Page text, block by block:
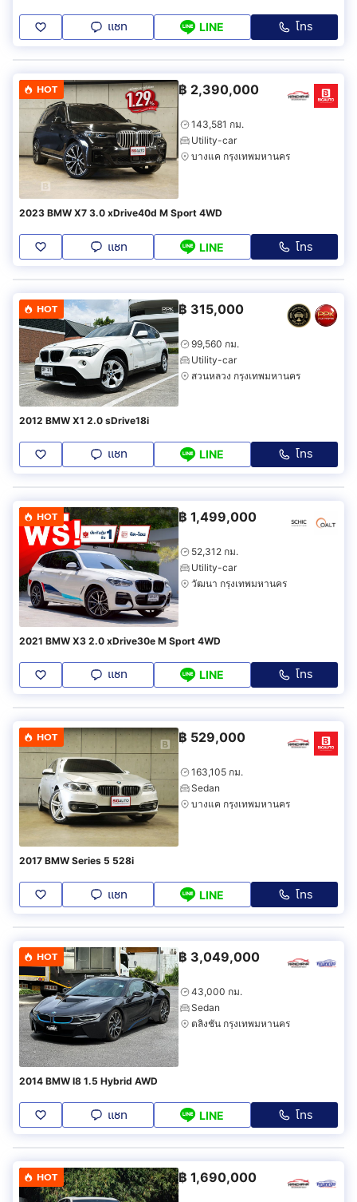
แชท LINE โทร
HOT ฿ 2,390,000
143,581 กม.
Utility-car
บางแค กรุงเทพมหานคร
2023 BMW X7 3.0 xDrive40d M Sport 4WD
แชท LINE โทร
HOT ฿ 315,000
99,560 กม.
Utility-car
สวนหลวง กรุงเทพมหานคร
2012 BMW X1 2.0 sDrive18i
แชท LINE โทร
HOT ฿ 1,499,000
52,312 กม.
Utility-car
วัฒนา กรุงเทพมหานคร
2021 BMW X3 2.0 xDrive30e M Sport 4WD
แชท LINE โทร
HOT ฿ 529,000
163,105 กม.
Sedan
บางแค กรุงเทพมหานคร
2017 BMW Series 5 528i
แชท LINE โทร
HOT ฿ 3,049,000
43,000 กม.
Sedan
ตลิ่งชัน กรุงเทพมหานคร
2014 BMW I8 1.5 Hybrid AWD
แชท LINE โทร
HOT ฿ 1,690,000